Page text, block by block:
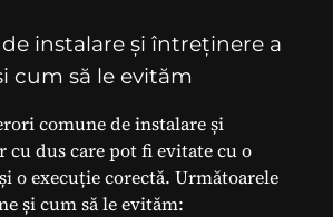
instalare și întreținere a
cum să le evităm
comune de instalare și
dus care pot fi evitate cu o
o execuție corectă. Următoarele
și cum să le evităm: